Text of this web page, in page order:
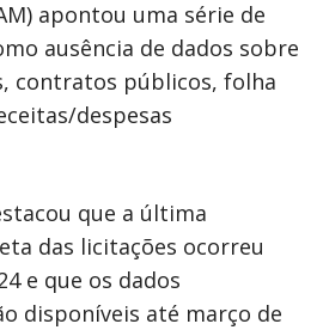
apontou uma série de
ausência de dados sobre
contratos públicos, folha
despesas
que a última
das licitações ocorreu
e que os dados
disponíveis até março de